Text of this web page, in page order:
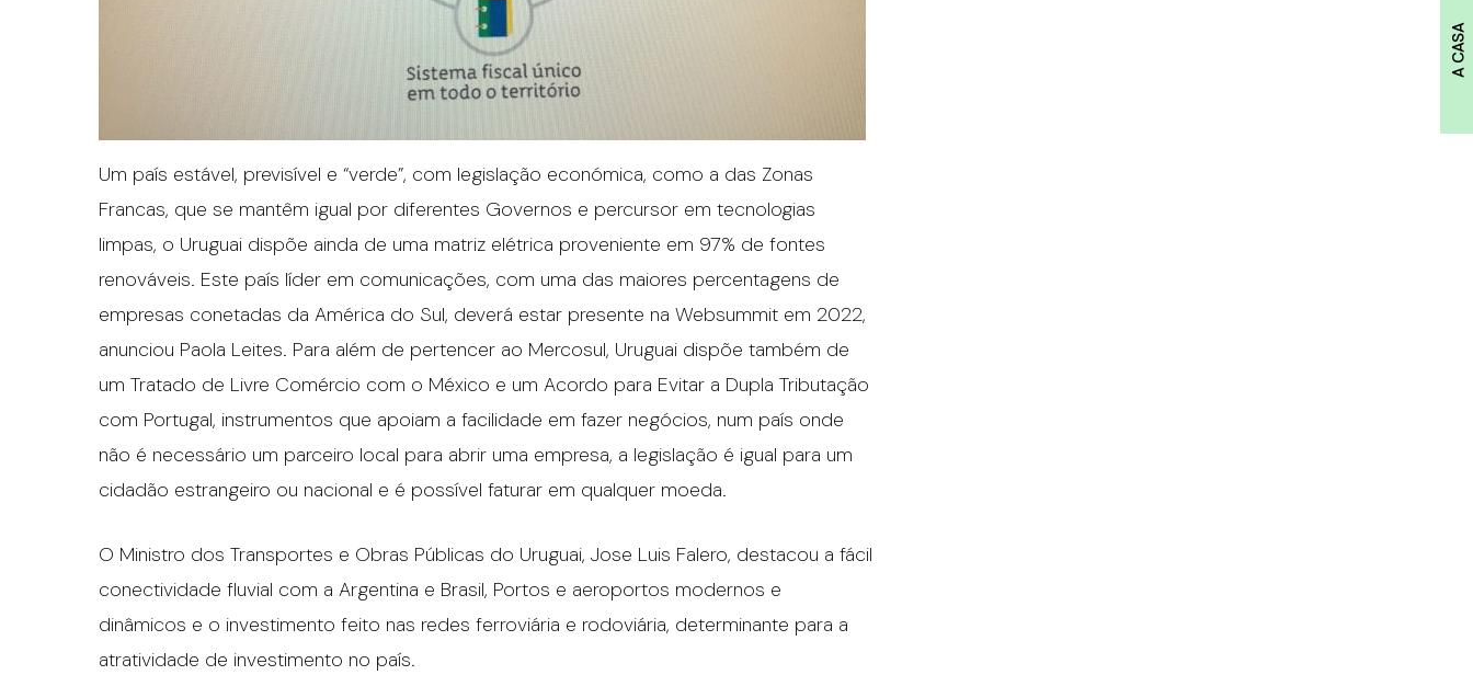
A CASA
Um país estável, previsível e “verde”, com legislação económica, como a das Zonas
Francas, que se mantêm igual por diferentes Governos e percursor em tecnologias
limpas, o Uruguai dispõe ainda de uma matriz elétrica proveniente em 97% de fontes
renováveis. Este país líder em comunicações, com uma das maiores percentagens de
empresas conetadas da América do Sul, deverá estar presente na Websummit em 2022,
anunciou Paola Leites. Para além de pertencer ao Mercosul, Uruguai dispõe também de
um Tratado de Livre Comércio com o México e um Acordo para Evitar a Dupla Tributação
com Portugal, instrumentos que apoiam a facilidade em fazer negócios, num país onde
não é necessário um parceiro local para abrir uma empresa, a legislação é igual para um
cidadão estrangeiro ou nacional e é possível faturar em qualquer moeda.
O Ministro dos Transportes e Obras Públicas do Uruguai, Jose Luis Falero, destacou a fácil
conectividade fluvial com a Argentina e Brasil, Portos e aeroportos modernos e
dinâmicos e o investimento feito nas redes ferroviária e rodoviária, determinante para a
atratividade de investimento no país.